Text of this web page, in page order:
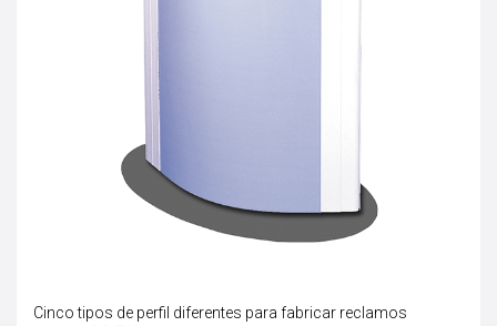
Cinco tipos de perfil diferentes para fabricar reclamos